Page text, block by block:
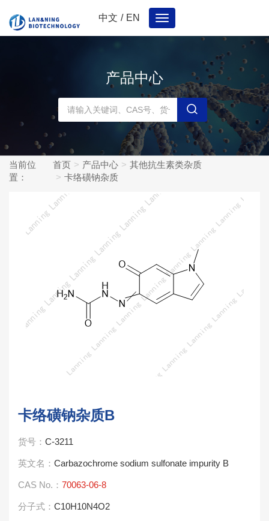
中文 / EN
Toggle
navigation
产品中心
当前位
置：
首页 产品中心
其他抗生素类杂质
卡络磺钠杂质
卡络磺钠杂质B
货号： C-3211
英文名： Carbazochrome sodium sulfonate impurity B
CAS No.： 70063-06-8
分子式： C10H10N4O2